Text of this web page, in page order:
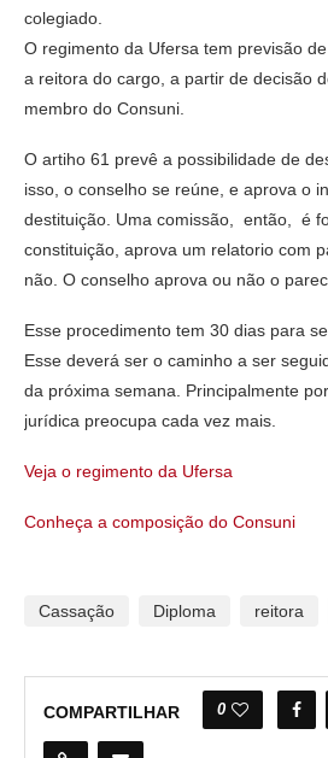
colegiado.
O regimento da Ufersa tem previsão
a reitora do cargo, a partir de decisão
membro do Consuni.
O artiho 61 prevê a possibilidade de
isso, o conselho se reúne, e aprova o
destituição. Uma comissão, então, é
constituição, aprova um relatorio com
não. O conselho aprova ou não o
Esse procedimento tem 30 dias para
Esse deverá ser o caminho a ser
da próxima semana. Principalmente
jurídica preocupa cada vez mais.
Veja o regimento da Ufersa
Conheça a composição do Consuni
Cassação Diploma reitora
COMPARTILHAR 0